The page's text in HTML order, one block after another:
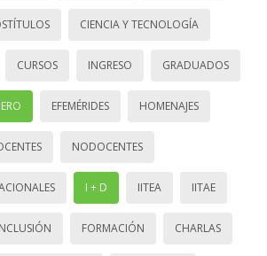
CIENCIA Y TECNOLOGÍA
CURSOS INGRESO GRADUADOS
EFEMÉRIDES HOMENAJES
NODOCENTES
I + D IITEA IITAE
FORMACIÓN CHARLAS